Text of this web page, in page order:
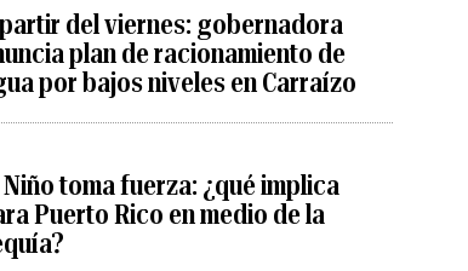
del viernes: gobernadora
plan de racionamiento de
por bajos niveles en Carraízo
Niño toma fuerza: ¿qué implica
Puerto Rico en medio de la